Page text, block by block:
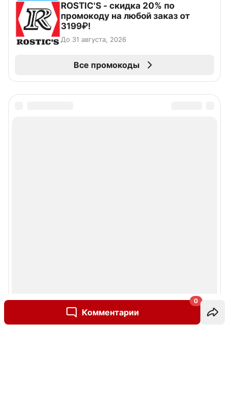
Комментарии
0
ROSTIC'S - скидка 20% по
промокоду на любой заказ от
3199₽!
До 31 августа, 2026
Все промокоды